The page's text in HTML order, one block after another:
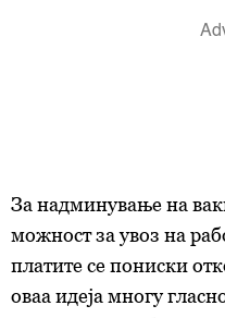
За надминување на
можност за увоз на
платите се пониски
оваа идеја многу